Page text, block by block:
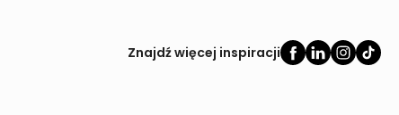
Znajdź więcej inspiracji